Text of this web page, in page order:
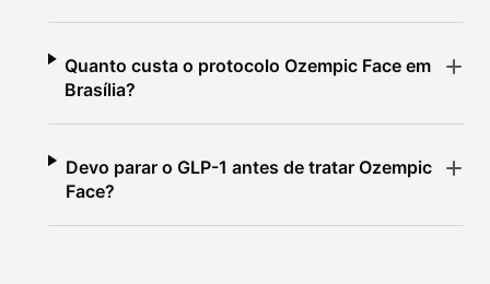
Quanto custa o protocolo Ozempic Face em
Brasília?
Devo parar o GLP-1 antes de tratar Ozempic
Face?